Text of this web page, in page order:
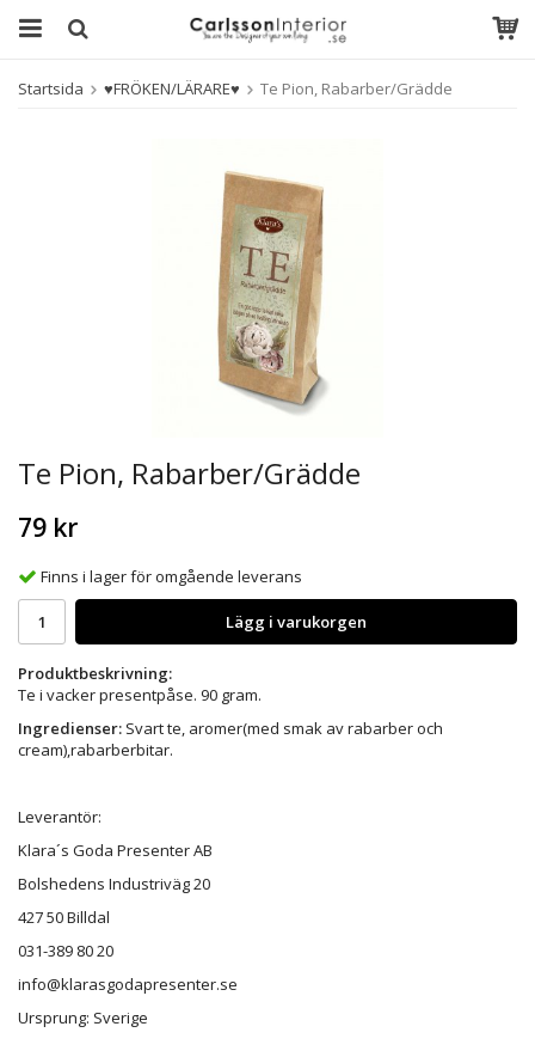
Startsida ♥FRÖKEN/LÄRARE♥ Te Pion, Rabarber/Grädde
Te Pion, Rabarber/Grädde
79 kr
Finns i lager för omgående leverans
Lägg i varukorgen
Produktbeskrivning:
Te i vacker presentpåse. 90 gram.
Ingredienser: Svart te, aromer(med smak av rabarber och
cream),rabarberbitar.
Leverantör:
Klara´s Goda Presenter AB
Bolshedens Industriväg 20
427 50 Billdal
031-389 80 20
info@klarasgodapresenter.se
Ursprung: Sverige